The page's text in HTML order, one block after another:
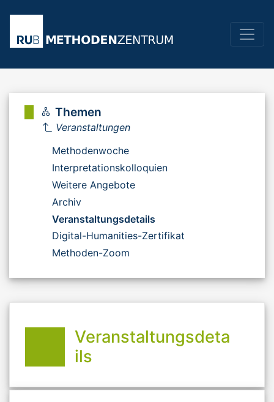
Veranstaltungsdeta
ils
Themen
Veranstaltungen
Methodenwoche
Interpretationskolloquien
Weitere Angebote
Archiv
Veranstaltungsdetails
Digital-Humanities-Zertifikat
Methoden-Zoom